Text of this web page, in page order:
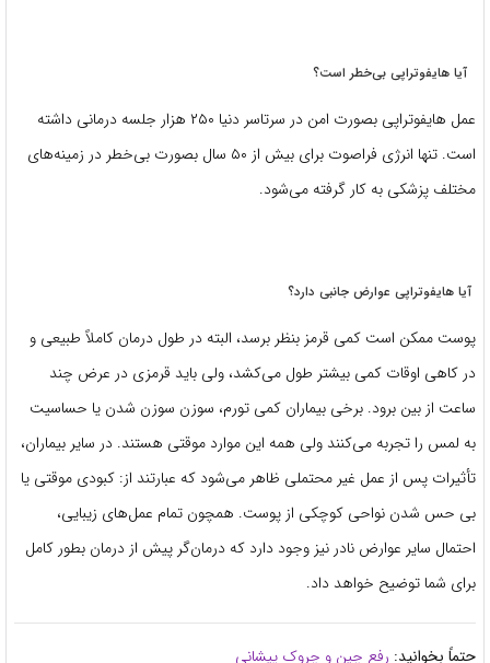
آیا هایفوتراپی بی‌خطر است؟
عمل هایفوتراپی بصورت امن در سرتاسر دنیا ۲۵۰ هزار جلسه درمانی داشته
است. تنها انرژی فراصوت برای بیش از ۵۰ سال بصورت بی‌خطر در زمینه‌های
مختلف پزشکی به کار گرفته می‌شود.
آیا هایفوتراپی عوارض جانبی دارد؟
پوست ممکن است کمی قرمز بنظر برسد، البته در طول درمان کاملاً طبیعی و
در کاهی اوقات کمی بیشتر طول می‌کشد، ولی باید قرمزی در عرض چند
ساعت از بین برود. برخی بیماران کمی تورم، سوزن سوزن شدن یا حساسیت
به لمس را تجربه می‌کنند ولی همه این موارد موقتی هستند. در سایر بیماران،
تأثیرات پس از عمل غیر محتملی ظاهر می‌شود که عبارتند از: کبودی موقتی یا
بی حس شدن نواحی کوچکی از پوست. همچون تمام عمل‌های زیبایی،
احتمال سایر عوارض نادر نیز وجود دارد که درمان‌گر پیش از درمان بطور کامل
برای شما توضیح خواهد داد.
حتماً بخوانید: رفع چین و چروک پیشانی